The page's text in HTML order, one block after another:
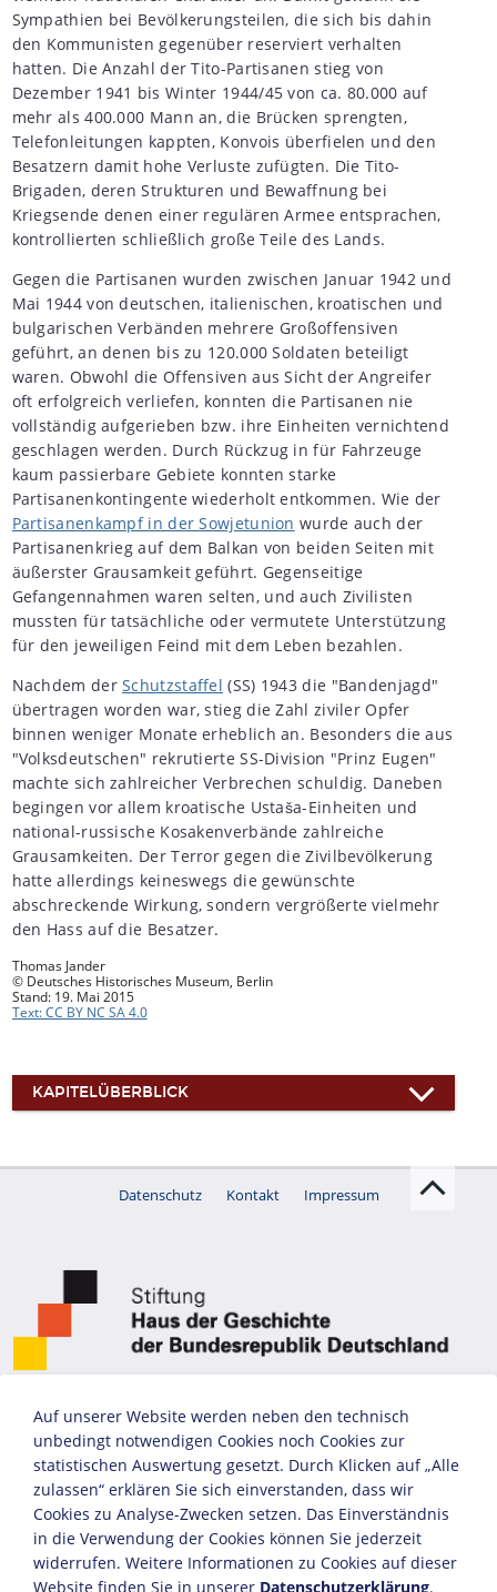
Sympathien bei Bevölkerungsteilen, die sich bis dahin
den Kommunisten gegenüber reserviert verhalten
hatten. Die Anzahl der Tito-Partisanen stieg von
Dezember 1941 bis Winter 1944/45 von ca. 80.000 auf
mehr als 400.000 Mann an, die Brücken sprengten,
Telefonleitungen kappten, Konvois überfielen und den
Besatzern damit hohe Verluste zufügten. Die Tito-
Brigaden, deren Strukturen und Bewaffnung bei
Kriegsende denen einer regulären Armee entsprachen,
kontrollierten schließlich große Teile des Lands.
Gegen die Partisanen wurden zwischen Januar 1942 und
Mai 1944 von deutschen, italienischen, kroatischen und
bulgarischen Verbänden mehrere Großoffensiven
geführt, an denen bis zu 120.000 Soldaten beteiligt
waren. Obwohl die Offensiven aus Sicht der Angreifer
oft erfolgreich verliefen, konnten die Partisanen nie
vollständig aufgerieben bzw. ihre Einheiten vernichtend
geschlagen werden. Durch Rückzug in für Fahrzeuge
kaum passierbare Gebiete konnten starke
Partisanenkontingente wiederholt entkommen. Wie der
Partisanenkampf in der Sowjetunion wurde auch der
Partisanenkrieg auf dem Balkan von beiden Seiten mit
äußerster Grausamkeit geführt. Gegenseitige
Gefangennahmen waren selten, und auch Zivilisten
mussten für tatsächliche oder vermutete Unterstützung
für den jeweiligen Feind mit dem Leben bezahlen.
Nachdem derSchutzstaffel (SS) 1943 die "Bandenjagd"
übertragen worden war, stieg die Zahl ziviler Opfer
binnen weniger Monate erheblich an. Besonders die aus
"Volksdeutschen" rekrutierte SS-Division "Prinz Eugen"
machte sich zahlreicher Verbrechen schuldig. Daneben
begingen vor allem kroatische Ustaša-Einheiten und
national-russische Kosakenverbände zahlreiche
Grausamkeiten. Der Terror gegen die Zivilbevölkerung
hatte allerdings keineswegs die gewünschte
abschreckende Wirkung, sondern vergrößerte vielmehr
den Hass auf die Besatzer.
Thomas Jander
© Deutsches Historisches Museum, Berlin
Stand: 19. Mai 2015
Text: CC BY NC SA 4.0
KAPITELÜBERBLICK
Datenschutz Kontakt Impressum
Auf unserer Website werden neben den technisch
unbedingt notwendigen Cookies noch Cookies zur
statistischen Auswertung gesetzt. Durch Klicken auf „Alle
zulassen“ erklären Sie sich einverstanden, dass wir
Cookies zu Analyse-Zwecken setzen. Das Einverständnis
in die Verwendung der Cookies können Sie jederzeit
widerrufen. Weitere Informationen zu Cookies auf dieser
Website finden Sie in unserer Datenschutzerklärung.